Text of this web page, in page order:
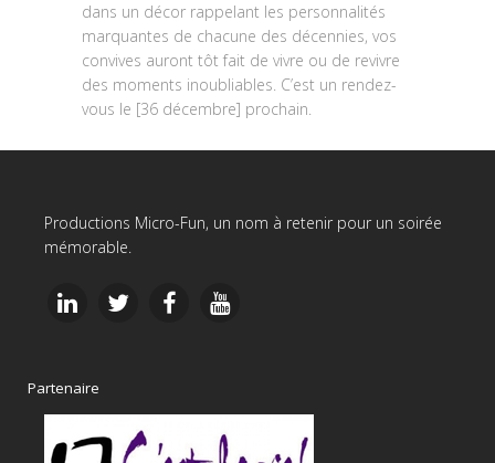
dans un décor rappelant les personnalités
marquantes de chacune des décennies, vos
convives auront tôt fait de vivre ou de revivre
des moments inoubliables. C’est un rendez-
vous le [36 décembre] prochain.
Productions Micro-Fun, un nom à retenir pour un soirée
mémorable.
Partenaire